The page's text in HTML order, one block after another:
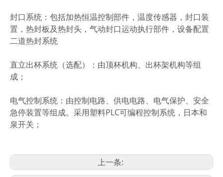
封口系统：包括加热恒温控制部件，温度传感器，封口装
置，热封板及热封头，气动封口运动执行部件，设备配置
二道热封系统
直立出杯系统（选配）：由顶杯机构、出杯架机构等组
成；
电气控制系统：由控制电路、供电电路、电气保护、安全
急停装置等组成。采用塑料PLC可编程控制系统，日本和
泉开关；
上一条: